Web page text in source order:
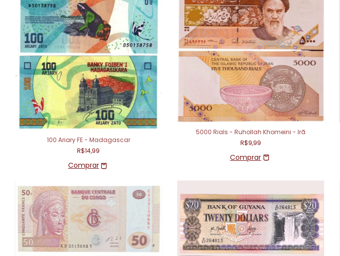
100 Ariary FE - Madagascar
R$14,99
5000 Rials - Ruhollah Khomeini - Irã
R$9,99